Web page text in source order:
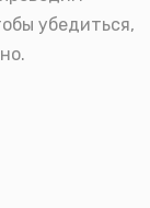
убедиться,